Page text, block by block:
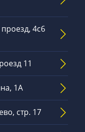
4с6
11
1А
стр. 17